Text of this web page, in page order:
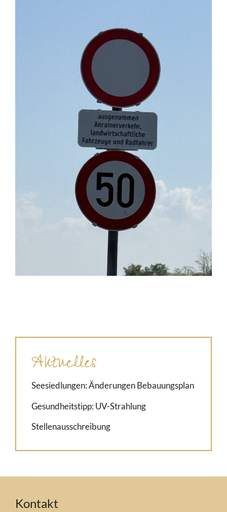
Aktuelles
Seesiedlungen: Änderungen Bebauungsplan
Gesundheitstipp: UV-Strahlung
Stellenausschreibung
Kontakt